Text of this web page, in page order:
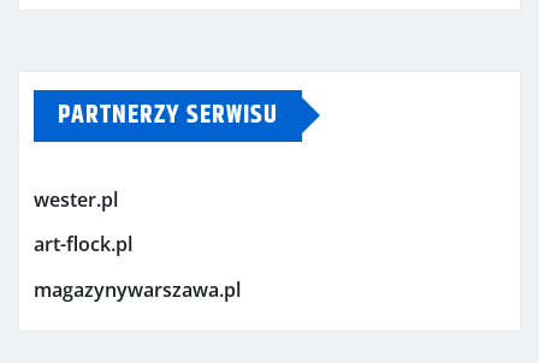
PARTNERZY SERWISU
wester.pl
art-flock.pl
magazynywarszawa.pl